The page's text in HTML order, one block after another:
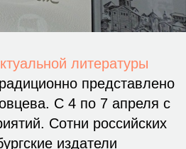
литературы
представлено
С 4 по 7 апреля с
Сотни российских
издатели